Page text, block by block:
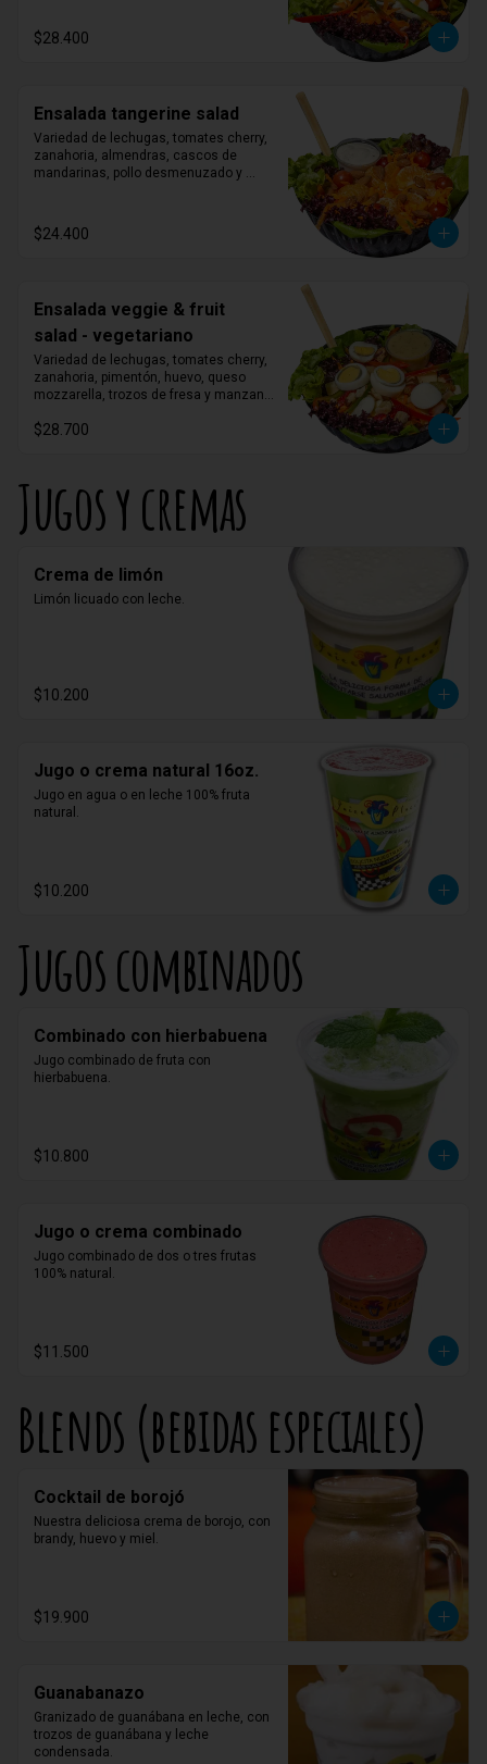
$28.400
Ensalada tangerine salad
Variedad de lechugas, tomates cherry,
zanahoria, almendras, cascos de
mandarinas, pollo desmenuzado y
$24.400
Ensalada veggie & fruit
salad - vegetariano
Variedad de lechugas, tomates cherry,
zanahoria, pimentón, huevo, queso
mozzarella, trozos de fresa y manzana,
albahaca.
$28.700
Jugos y cremas
Crema de limón
Limón licuado con leche.
$10.200
Jugo o crema natural 16oz.
Jugo en agua o en leche 100% fruta
natural.
$10.200
Jugos combinados
Combinado con hierbabuena
Jugo combinado de fruta con
hierbabuena.
$10.800
Jugo o crema combinado
Jugo combinado de dos o tres frutas
100% natural.
$11.500
Blends (bebidas especiales)
Cocktail de borojó
Nuestra deliciosa crema de borojo, con
brandy, huevo y miel.
$19.900
Guanabanazo
Granizado de guanábana en leche, con
trozos de guanábana y leche
condensada.